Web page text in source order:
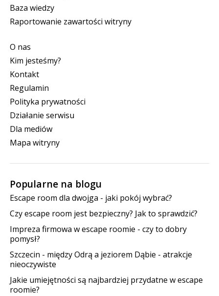
Baza wiedzy
Raportowanie zawartości witryny
O nas
Kim jesteśmy?
Kontakt
Regulamin
Polityka prywatności
Działanie serwisu
Dla mediów
Mapa witryny
Popularne na blogu
Escape room dla dwojga - jaki pokój wybrać?
Czy escape room jest bezpieczny? Jak to sprawdzić?
Impreza firmowa w escape roomie - czy to dobry
pomysł?
Szczecin - między Odrą a jeziorem Dąbie - atrakcje
nieoczywiste
Jakie umiejętności są najbardziej przydatne w escape
roomie?